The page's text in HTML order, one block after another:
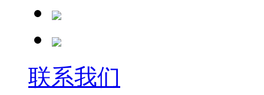
联系我们